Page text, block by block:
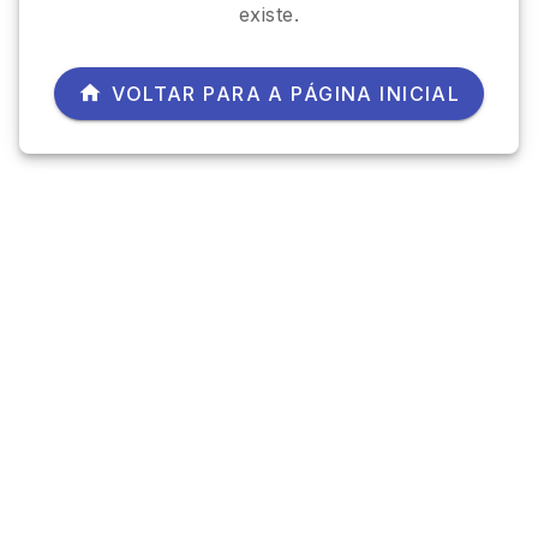
existe.
VOLTAR PARA A PÁGINA INICIAL